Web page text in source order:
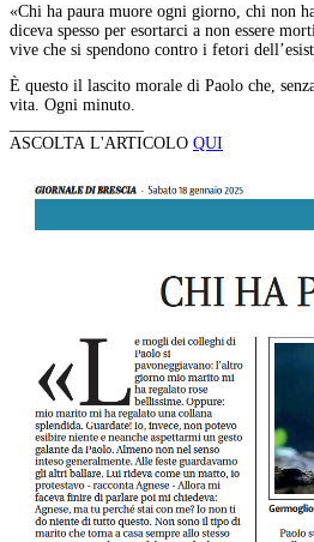
«Chi ha paura muore ogni giorno, chi non
diceva spesso per esortarci a non essere
vive che si spendono contro i fetori
È questo il lascito morale di Paolo che,
vita. Ogni minuto.
ASCOLTA L'ARTICOLO QUI